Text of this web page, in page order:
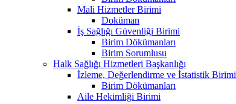
Mali Hizmetler Birimi
Doküman
İş Sağlığı Güvenliği Birimi
Birim Dökümanları
Birim Sorumlusu
Halk Sağlığı Hizmetleri Başkanlığı
İzleme, Değerlendirme ve İstatistik Birimi
Birim Dökümanları
Aile Hekimliği Birimi